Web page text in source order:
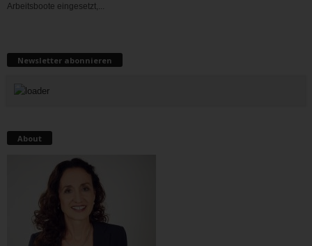
Arbeitsboote eingesetzt,...
Newsletter abonnieren
About